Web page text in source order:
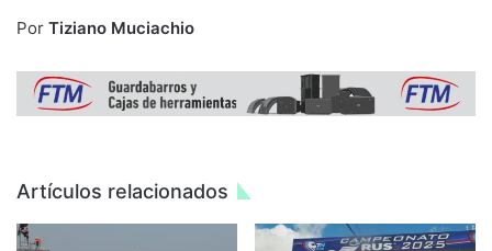
Por Tiziano Muciachio
Artículos relacionados